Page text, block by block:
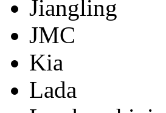
Jiangling
JMC
Kia
Lada